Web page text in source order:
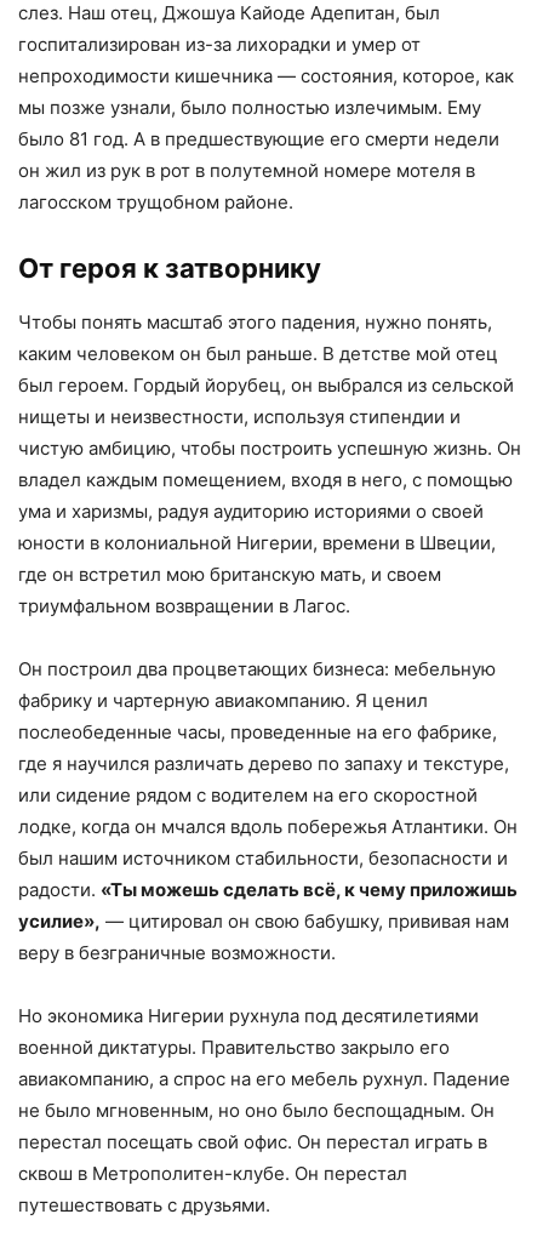
слез. Наш отец, Джошуа Кайоде Адепитан, был
госпитализирован из-за лихорадки и умер от
непроходимости кишечника — состояния, которое, как
мы позже узнали, было полностью излечимым. Ему
было 81 год. А в предшествующие его смерти недели
он жил из рук в рот в полутемной номере мотеля в
лагосском трущобном районе.
От героя к затворнику
Чтобы понять масштаб этого падения, нужно понять,
каким человеком он был раньше. В детстве мой отец
был героем. Гордый йорубец, он выбрался из сельской
нищеты и неизвестности, используя стипендии и
чистую амбицию, чтобы построить успешную жизнь. Он
владел каждым помещением, входя в него, с помощью
ума и харизмы, радуя аудиторию историями о своей
юности в колониальной Нигерии, времени в Швеции,
где он встретил мою британскую мать, и своем
триумфальном возвращении в Лагос.
Он построил два процветающих бизнеса: мебельную
фабрику и чартерную авиакомпанию. Я ценил
послеобеденные часы, проведенные на его фабрике,
где я научился различать дерево по запаху и текстуре,
или сидение рядом с водителем на его скоростной
лодке, когда он мчался вдоль побережья Атлантики. Он
был нашим источником стабильности, безопасности и
радости. «Ты можешь сделать всё, к чему приложишь
усилие», — цитировал он свою бабушку, прививая нам
веру в безграничные возможности.
Но экономика Нигерии рухнула под десятилетиями
военной диктатуры. Правительство закрыло его
авиакомпанию, а спрос на его мебель рухнул. Падение
не было мгновенным, но оно было беспощадным. Он
перестал посещать свой офис. Он перестал играть в
сквош в Метрополитен-клубе. Он перестал
путешествовать с друзьями.